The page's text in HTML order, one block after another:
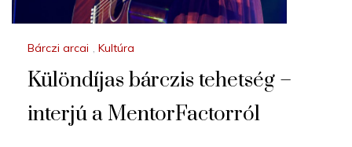
Bárczi arcai , Kultúra
Különdíjas bárczis tehetség –
interjú a MentorFactorról